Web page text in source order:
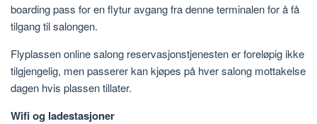
boarding pass for en flytur avgang fra denne terminalen for å få
tilgang til salongen.
Flyplassen online salong reservasjonstjenesten er foreløpig ikke
tilgjengelig, men passerer kan kjøpes på hver salong mottakelse
dagen hvis plassen tillater.
Wifi og ladestasjoner